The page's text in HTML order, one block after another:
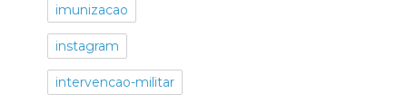
imunizacao
instagram
intervencao-militar